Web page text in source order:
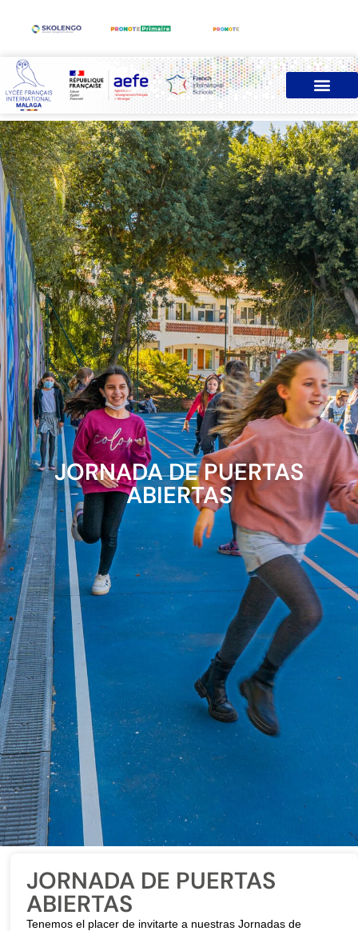
JORNADA DE PUERTAS
ABIERTAS
JORNADA DE PUERTAS
ABIERTAS
Tenemos el placer de invitarte a nuestras Jornadas de